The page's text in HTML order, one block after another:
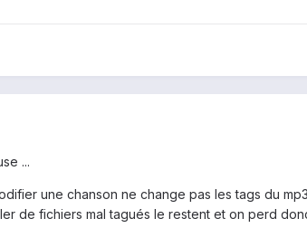
...
une chanson ne change pas les tags du
de fichiers mal tagués le restent et on perd